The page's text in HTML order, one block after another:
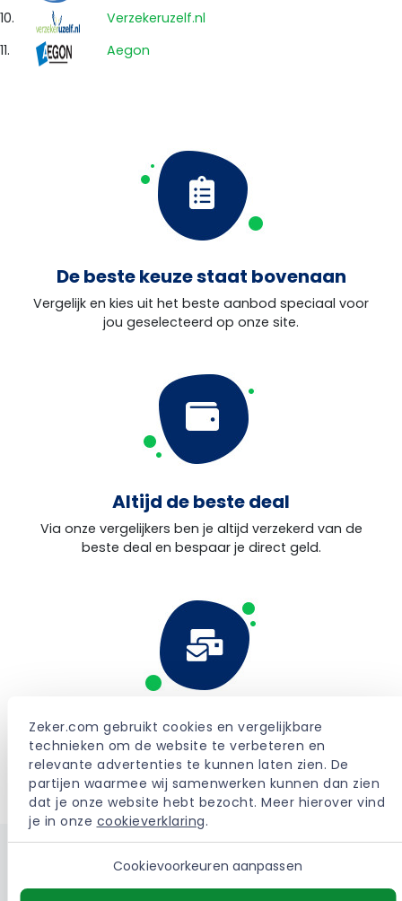
Zeker.com gebruikt cookies en vergelijkbare
technieken om de website te verbeteren en
relevante advertenties te kunnen laten zien. De
partijen waarmee wij samenwerken kunnen dan zien
dat je onze website hebt bezocht. Meer hierover vind
je in onze cookieverklaring.
Cookievoorkeuren aanpassen
10.
Verzekeruzelf.nl
11.
Aegon
De beste keuze staat bovenaan
Vergelijk en kies uit het beste aanbod speciaal voor
jou geselecteerd op onze site.
Altijd de beste deal
Via onze vergelijkers ben je altijd verzekerd van de
beste deal en bespaar je direct geld.
Duidelijke informatie
Bij ons vind je onafhankelijke en duidelijke
productinformatie.
Waarom vergelijken via Zeker.com